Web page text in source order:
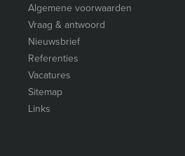
Algemene voorwaarden
Vraag & antwoord
Nieuwsbrief
Referenties
Vacatures
Sitemap
Links